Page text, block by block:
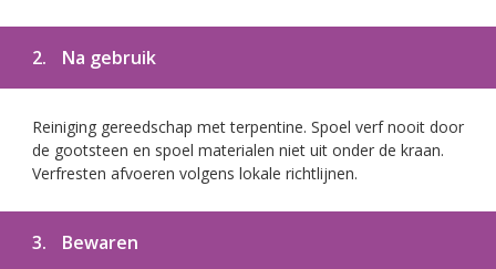
2. Na gebruik
Reiniging gereedschap met terpentine. Spoel verf nooit door
de gootsteen en spoel materialen niet uit onder de kraan.
Verfresten afvoeren volgens lokale richtlijnen.
3. Bewaren